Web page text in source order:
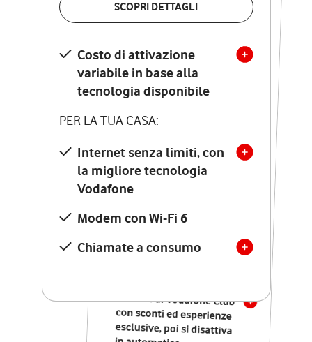
SCOPRI DETTAGLI
Costo di attivazione
variabile in base alla
tecnologia disponibile
PER LA TUA CASA:
Internet senza limiti, con
la migliore tecnologia
Vodafone
Modem con Wi-Fi 6
Chiamate a consumo
Costo di attivazione
variabile in base alla
tecnologia disponibile
PER LA TUA CASA:
Internet senza limiti, con
la migliore tecnologia
Vodafone
Modem Seven con Wi-Fi 7
Chiamate illimitate verso
numeri fissi e mobili
nazionali
12 mesi di Vodafone Club
con sconti ed esperienze
esclusive, poi si disattiva